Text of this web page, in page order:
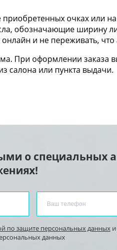
очках или
обозначающие ширину
и не переживать, что
При оформлении заказа
салона или пункта выдачи.
о специальных
по защите персональных данныхи
данных